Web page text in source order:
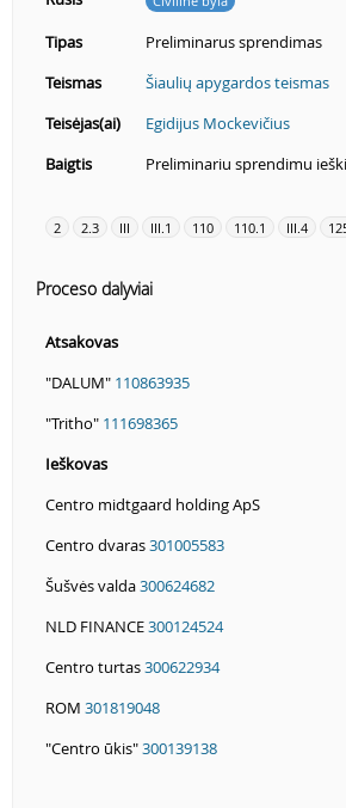
Tipas
Preliminarus sprendimas
Teismas
Šiaulių apygardos teismas
Teisėjas(ai)
Egidijus Mockevičius
Baigtis
Preliminariu sprendimu
2 2.3 III III.1 110 110.1 III.4
Proceso dalyviai
Atsakovas
"DALUM" 110863935
"Tritho" 111698365
Ieškovas
Centro midtgaard holding ApS
Centro dvaras301005583
Šušvės valda300624682
NLD FINANCE300124524
Centro turtas300622934
ROM 301819048
"Centro ūkis"300139138